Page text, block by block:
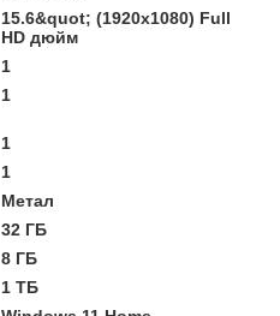
15.6&quot; (1920x1080) Full
HD дюйм
1
1
1
1
Метал
32 ГБ
8 ГБ
1 ТБ